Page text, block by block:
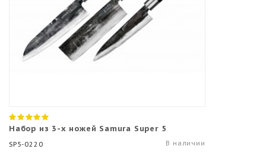
Набор из 3-х ножей Samura Super 5
SP5-0220 В наличии